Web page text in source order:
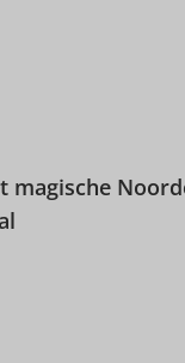
magische